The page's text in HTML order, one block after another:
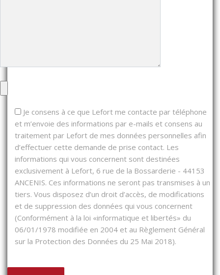
Je consens à ce que Lefort me contacte par téléphone
et m’envoie des informations par e-mails et consens au
traitement par Lefort de mes données personnelles afin
d’effectuer cette demande de prise contact. Les
informations qui vous concernent sont destinées
exclusivement à Lefort, 6 rue de la Bossarderie - 44153
ANCENIS. Ces informations ne seront pas transmises à un
tiers. Vous disposez d’un droit d’accès, de modifications
et de suppression des données qui vous concernent
(Conformément à la loi «informatique et libertés» du
06/01/1978 modifiée en 2004 et au Règlement Général
sur la Protection des Données du 25 Mai 2018).